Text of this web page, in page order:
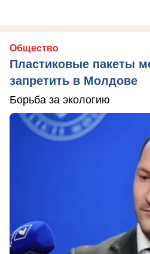
Общество
Пластиковые пакеты
запретить в Молдове
Борьба за экологию